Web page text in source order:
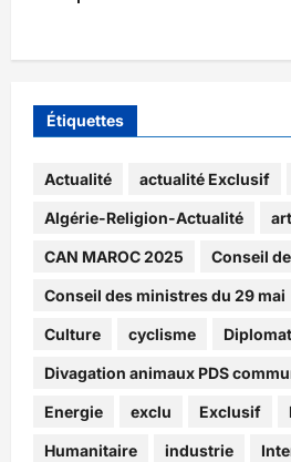
Étiquettes
Actualité actualité Exclusif
Algérie-Religion-Actualité
CAN MAROC 2025 Conseil
Conseil des ministres du 29 mai
Culture cyclisme
Divagation animaux PDS
Energie exclu Exclusif
Humanitaire industrie